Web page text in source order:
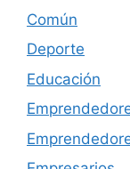
Común
Deporte
Educación